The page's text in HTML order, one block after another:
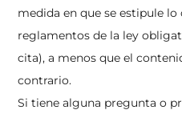
medida en que se estipule
reglamentos de la ley
cita), a menos que el
contrario.
Si tiene alguna pregunta o